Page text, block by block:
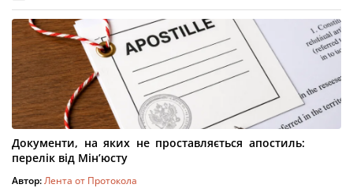
Документи, на яких не проставляється апостиль:
перелік від Мін’юсту
Автор:Лента от Протокола